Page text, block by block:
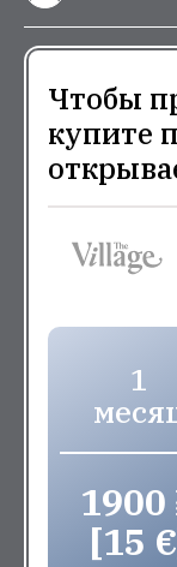
Чтобы
купите
1
1900
[15